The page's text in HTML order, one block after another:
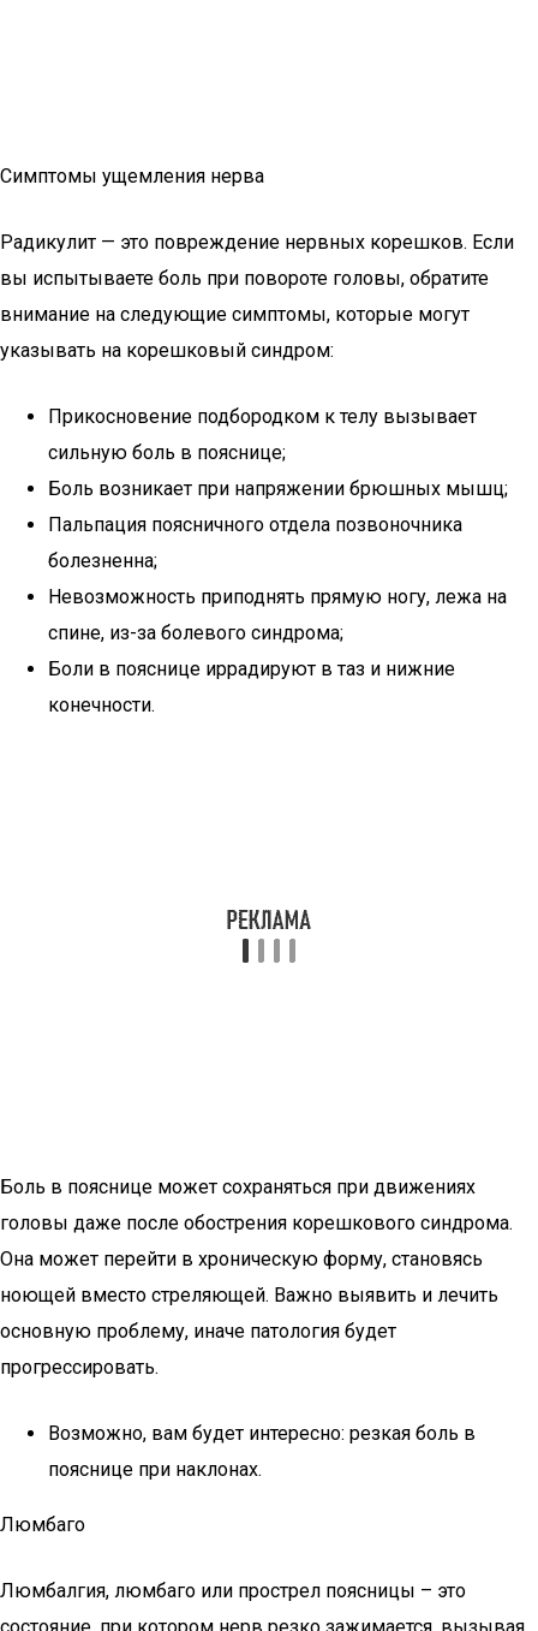
Симптомы ущемления нерва
Радикулит — это повреждение нервных корешков. Если
вы испытываете боль при повороте головы, обратите
внимание на следующие симптомы, которые могут
указывать на корешковый синдром:
Прикосновение подбородком к телу вызывает
сильную боль в пояснице;
Боль возникает при напряжении брюшных мышц;
Пальпация поясничного отдела позвоночника
болезненна;
Невозможность приподнять прямую ногу, лежа на
спине, из-за болевого синдрома;
Боли в пояснице иррадируют в таз и нижние
конечности.
Боль в пояснице может сохраняться при движениях
головы даже после обострения корешкового синдрома.
Она может перейти в хроническую форму, становясь
ноющей вместо стреляющей. Важно выявить и лечить
основную проблему, иначе патология будет
прогрессировать.
Возможно, вам будет интересно: резкая боль в
пояснице при наклонах.
Люмбаго
Люмбалгия, люмбаго или прострел поясницы – это